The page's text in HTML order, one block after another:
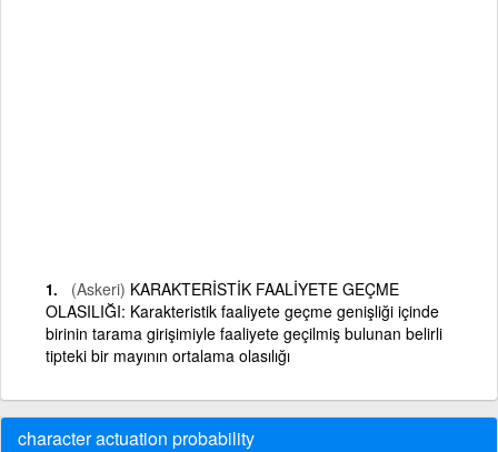
(Askeri) KARAKTERİSTİK FAALİYETE GEÇME
OLASILIĞI: Karakteristik faaliyete geçme genişliği içinde
birinin tarama girişimiyle faaliyete geçilmiş bulunan belirli
tipteki bir mayının ortalama olasılığı
character actuation probability